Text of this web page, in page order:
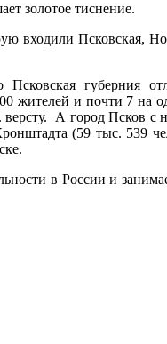
золотое тиснение.
входили Псковская,
губерния
жителей и почти 7 на
А город Псков с
(59 тыс. 539
в России и